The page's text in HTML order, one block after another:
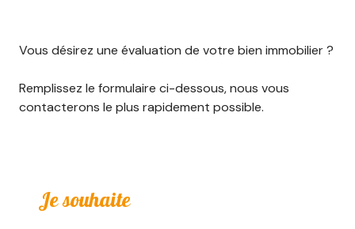
Vous désirez une évaluation de votre bien immobilier ?
Remplissez le formulaire ci-dessous, nous vous
contacterons le plus rapidement possible.
Je souhaite